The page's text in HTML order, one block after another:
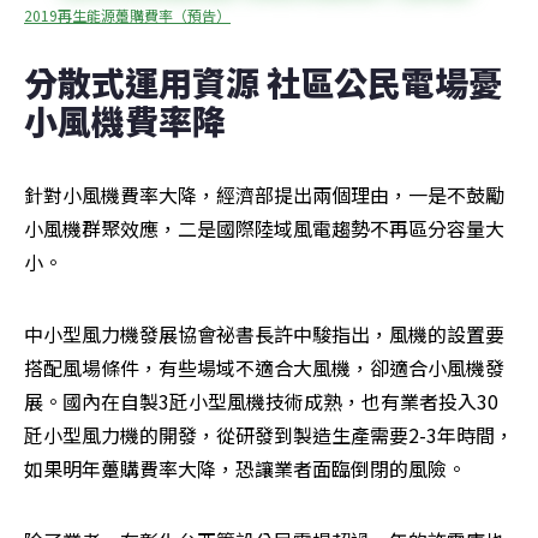
2019再生能源躉購費率（預告）
分散式運用資源 社區公民電場憂
小風機費率降
針對小風機費率大降，經濟部提出兩個理由，一是不鼓勵
小風機群聚效應，二是國際陸域風電趨勢不再區分容量大
小。
中小型風力機發展協會祕書長許中駿指出，風機的設置要
搭配風場條件，有些場域不適合大風機，卻適合小風機發
展。國內在自製3瓩小型風機技術成熟，也有業者投入30
瓩小型風力機的開發，從研發到製造生產需要2-3年時間，
如果明年躉購費率大降，恐讓業者面臨倒閉的風險。